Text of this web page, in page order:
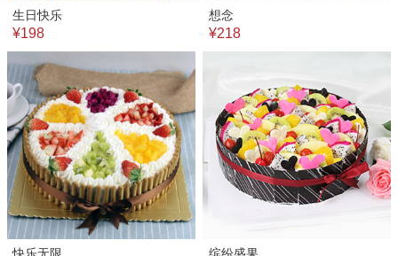
生日快乐
¥198
想念
¥218